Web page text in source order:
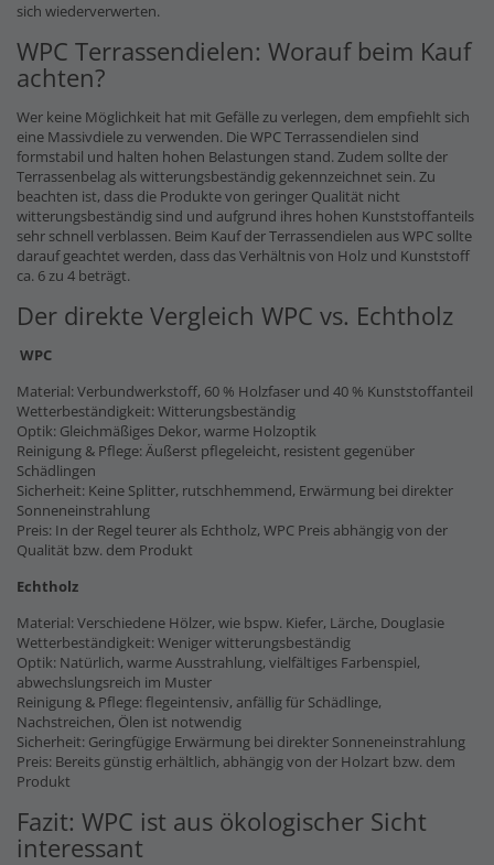
sich wiederverwerten.
WPC Terrassendielen: Worauf beim Kauf
achten?
Wer keine Möglichkeit hat mit Gefälle zu verlegen, dem empfiehlt sich
eine Massivdiele zu verwenden. Die WPC Terrassendielen sind
formstabil und halten hohen Belastungen stand. Zudem sollte der
Terrassenbelag als witterungsbeständig gekennzeichnet sein. Zu
beachten ist, dass die Produkte von geringer Qualität nicht
witterungsbeständig sind und aufgrund ihres hohen Kunststoffanteils
sehr schnell verblassen. Beim Kauf der Terrassendielen aus WPC sollte
darauf geachtet werden, dass das Verhältnis von Holz und Kunststoff
ca. 6 zu 4 beträgt.
Der direkte Vergleich WPC vs. Echtholz
WPC
Material: Verbundwerkstoff, 60 % Holzfaser und 40 % Kunststoffanteil
Wetterbeständigkeit: Witterungsbeständig
Optik: Gleichmäßiges Dekor, warme Holzoptik
Reinigung & Pflege: Äußerst pflegeleicht, resistent gegenüber
Schädlingen
Sicherheit: Keine Splitter, rutschhemmend, Erwärmung bei direkter
Sonneneinstrahlung
Preis: In der Regel teurer als Echtholz, WPC Preis abhängig von der
Qualität bzw. dem Produkt
Echtholz
Material: Verschiedene Hölzer, wie bspw. Kiefer, Lärche, Douglasie
Wetterbeständigkeit: Weniger witterungsbeständig
Optik: Natürlich, warme Ausstrahlung, vielfältiges Farbenspiel,
abwechslungsreich im Muster
Reinigung & Pflege: flegeintensiv, anfällig für Schädlinge,
Nachstreichen, Ölen ist notwendig
Sicherheit: Geringfügige Erwärmung bei direkter Sonneneinstrahlung
Preis: Bereits günstig erhältlich, abhängig von der Holzart bzw. dem
Produkt
Fazit: WPC ist aus ökologischer Sicht
interessant